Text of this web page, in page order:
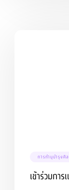
การทำนุบำรุงศิ
เข้าร่วมกา